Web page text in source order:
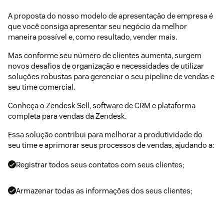
A proposta do nosso modelo de apresentação de empresa é
que você consiga apresentar seu negócio da melhor
maneira possível e, como resultado, vender mais.
Mas conforme seu número de clientes aumenta, surgem
novos desafios de organização e necessidades de utilizar
soluções robustas para gerenciar o seu pipeline de vendas e
seu time comercial.
Conheça o Zendesk Sell, software de CRM e plataforma
completa para vendas da Zendesk.
Essa solução contribui para melhorar a produtividade do
seu time e aprimorar seus processos de vendas, ajudando a:
Registrar todos seus contatos com seus clientes;
Armazenar todas as informações dos seus clientes;